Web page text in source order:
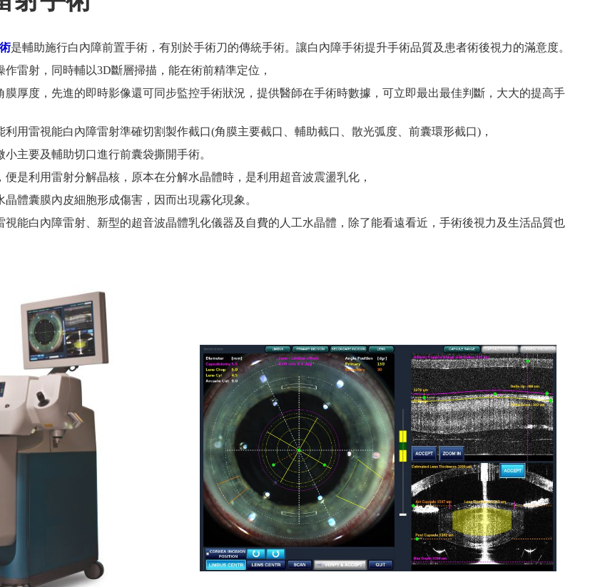
是輔助施行白內障前置手術，有別於手術刀的傳統手術。讓白內障手術提升手術品質及患者術後視力的滿意度。
雷射，同時輔以3D斷層掃描，能在術前精準定位，
厚度，先進的即時影像還可同步監控手術狀況，提供醫師在手術時數據，可立即最出最佳判斷，大大的提高手
用雷視能白內障雷射準確切割製作截口(角膜主要截口、輔助截口、散光弧度、前囊環形截口)，
主要及輔助切口進行前囊袋撕開手術。
是利用雷射分解晶核，原本在分解水晶體時，是利用超音波震盪乳化，
體囊膜內皮細胞形成傷害，因而出現霧化現象。
視能白內障雷射、新型的超音波晶體乳化儀器及自費的人工水晶體，除了能看遠看近，手術後視力及生活品質也